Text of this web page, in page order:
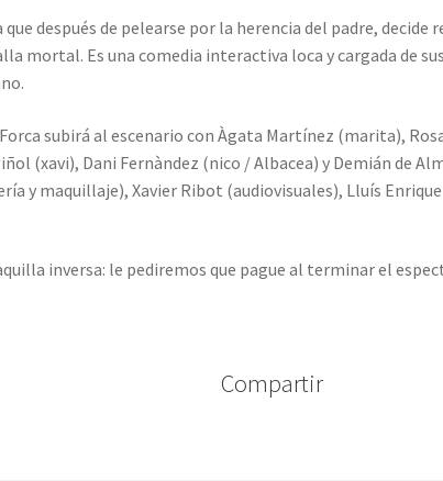
después de pelearse por la herencia del padre, decide
mortal. Es una comedia interactiva loca y cargada de
subirá al escenario con Àgata Martínez (marita),
(xavi), Dani Fernàndez (nico / Albacea) y Demián de
y maquillaje), Xavier Ribot (audiovisuales), Lluís
inversa: le pediremos que pague al terminar el
Compartir